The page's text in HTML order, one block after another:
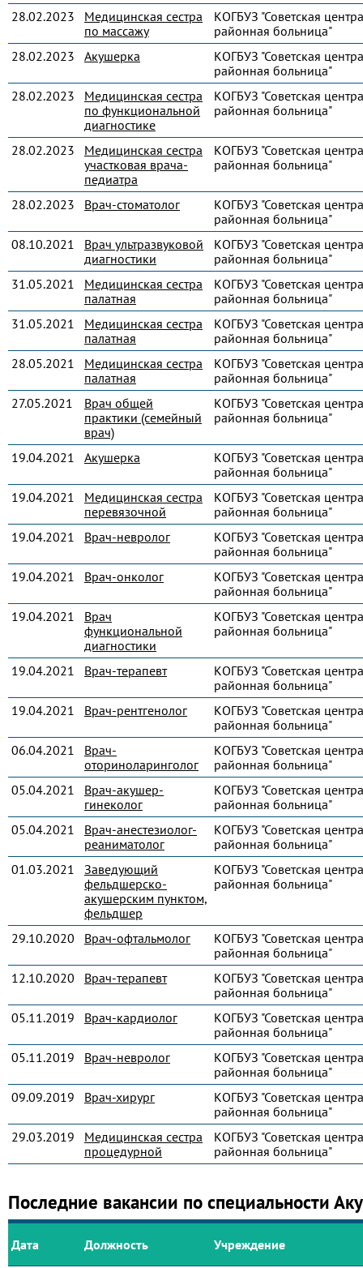
28.02.2023
Медицинская сестра
по массажу
КОГБУЗ "Советская
районная больница"
28.02.2023
Акушерка
КОГБУЗ "Советская
районная больница"
28.02.2023
Медицинская сестра
по функциональной
диагностике
КОГБУЗ "Советская
районная больница"
28.02.2023
Медицинская сестра
участковая врача-
педиатра
КОГБУЗ "Советская
районная больница"
28.02.2023 Врач-стоматолог
КОГБУЗ "Советская
районная больница"
08.10.2021
Врач ультразвуковой
диагностики
КОГБУЗ "Советская
районная больница"
31.05.2021
Медицинская сестра
палатная
КОГБУЗ "Советская
районная больница"
31.05.2021
Медицинская сестра
палатная
КОГБУЗ "Советская
районная больница"
28.05.2021
Медицинская сестра
палатная
КОГБУЗ "Советская
районная больница"
27.05.2021
Врач общей
практики (семейный
врач)
КОГБУЗ "Советская
районная больница"
19.04.2021 Акушерка
КОГБУЗ "Советская
районная больница"
19.04.2021
Медицинская сестра
перевязочной
КОГБУЗ "Советская
районная больница"
19.04.2021
Врач-невролог
КОГБУЗ "Советская
районная больница"
19.04.2021
Врач-онколог
КОГБУЗ "Советская
районная больница"
19.04.2021
Врач
функциональной
диагностики
КОГБУЗ "Советская
районная больница"
19.04.2021 Врач-терапевт
КОГБУЗ "Советская
районная больница"
19.04.2021
Врач-рентгенолог
КОГБУЗ "Советская
районная больница"
06.04.2021
Врач-
оториноларинголог
КОГБУЗ "Советская
районная больница"
05.04.2021
Врач-акушер-
гинеколог
КОГБУЗ "Советская
районная больница"
05.04.2021
Врач-анестезиолог-
реаниматолог
КОГБУЗ "Советская
районная больница"
01.03.2021
Заведующий
фельдшерско-
акушерским пунктом,
фельдшер
КОГБУЗ "Советская
районная больница"
29.10.2020 Врач-офтальмолог
КОГБУЗ "Советская
районная больница"
12.10.2020
Врач-терапевт
КОГБУЗ "Советская
районная больница"
05.11.2019
Врач-кардиолог
КОГБУЗ "Советская
районная больница"
05.11.2019
Врач-невролог
КОГБУЗ "Советская
районная больница"
09.09.2019
Врач-хирург
КОГБУЗ "Советская
районная больница"
29.03.2019
Медицинская сестра
процедурной
КОГБУЗ "Советская
районная больница"
Последние вакансии по специальности
Дата Должность Учреждение